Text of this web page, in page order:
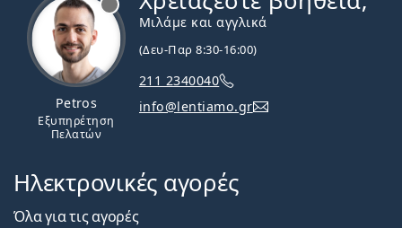
Petros
Εξυπηρέτηση
Πελατών
Μιλάμε και αγγλικά
(Δευ-Παρ 8:30-16:00)
211 2340040
info@lentiamo.gr
Ηλεκτρονικές αγορές
Όλα για τις αγορές